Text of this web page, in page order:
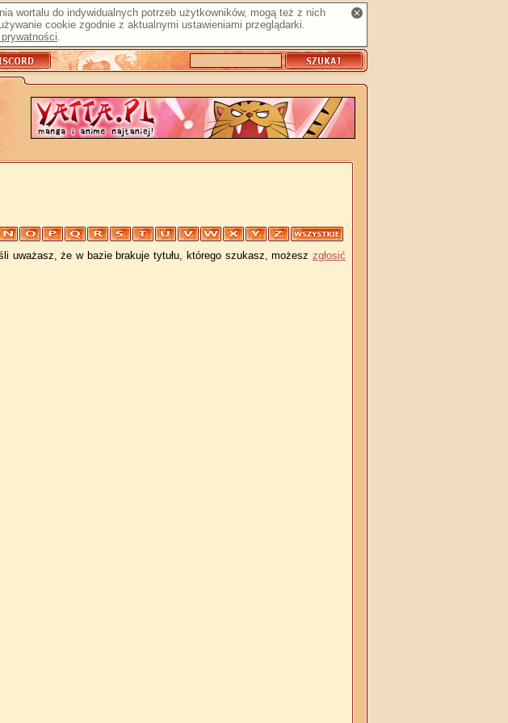
wortalu do indywidualnych potrzeb użytkowników, mogą też z nich
cookie zgodnie z aktualnymi ustawieniami przeglądarki.
.
uważasz, że w bazie brakuje tytułu, którego szukasz, możesz zgłosić